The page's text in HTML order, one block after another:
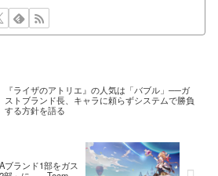
『ライザのアトリエ』の人気は「バブル」──ガ
ストブランド長、キャラに頼らずシステムで勝負
する方針を語る
ブランド1部をガス